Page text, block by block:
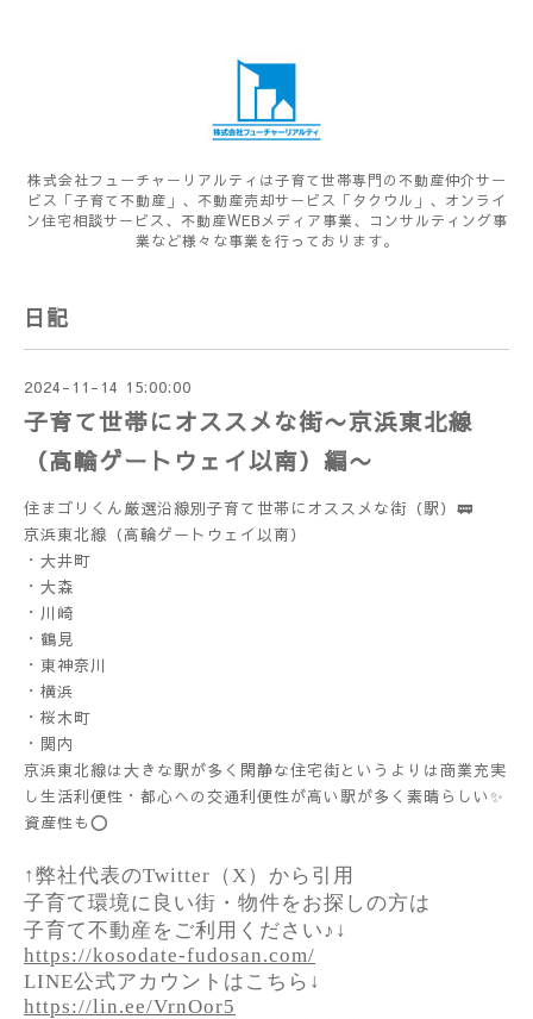
株式会社フューチャーリアルティは子育て世帯専門の不動産仲介サー
ビス「子育て不動産」、不動産売却サービス「タクウル」、オンライ
ン住宅相談サービス、不動産WEBメディア事業、コンサルティング事
業など様々な事業を行っております。
日記
2024-11-14 15:00:00
子育て世帯にオススメな街〜京浜東北線
（高輪ゲートウェイ以南）編〜
住まゴリくん厳選沿線別子育て世帯にオススメな街（駅）🚃
京浜東北線（高輪ゲートウェイ以南）
・大井町
・大森
・川崎
・鶴見
・東神奈川
・横浜
・桜木町
・関内
京浜東北線は大きな駅が多く閑静な住宅街というよりは商業充実
し生活利便性・都心への交通利便性が高い駅が多く素晴らしい✨
資産性も⭕️
↑弊社代表のTwitter（X）から引用
子育て環境に良い街・物件をお探しの方は
子育て不動産をご利用ください♪↓
https://kosodate-fudosan.com/
LINE公式アカウントはこちら↓
https://lin.ee/VrnOor5